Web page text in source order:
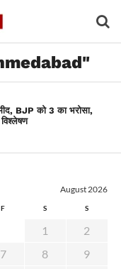
BJP को 3 का भरोसा,
August 2026
F S S
1
2
7 8
9